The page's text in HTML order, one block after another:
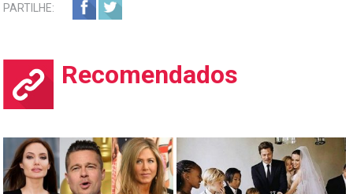
PARTILHE:
Recomendados